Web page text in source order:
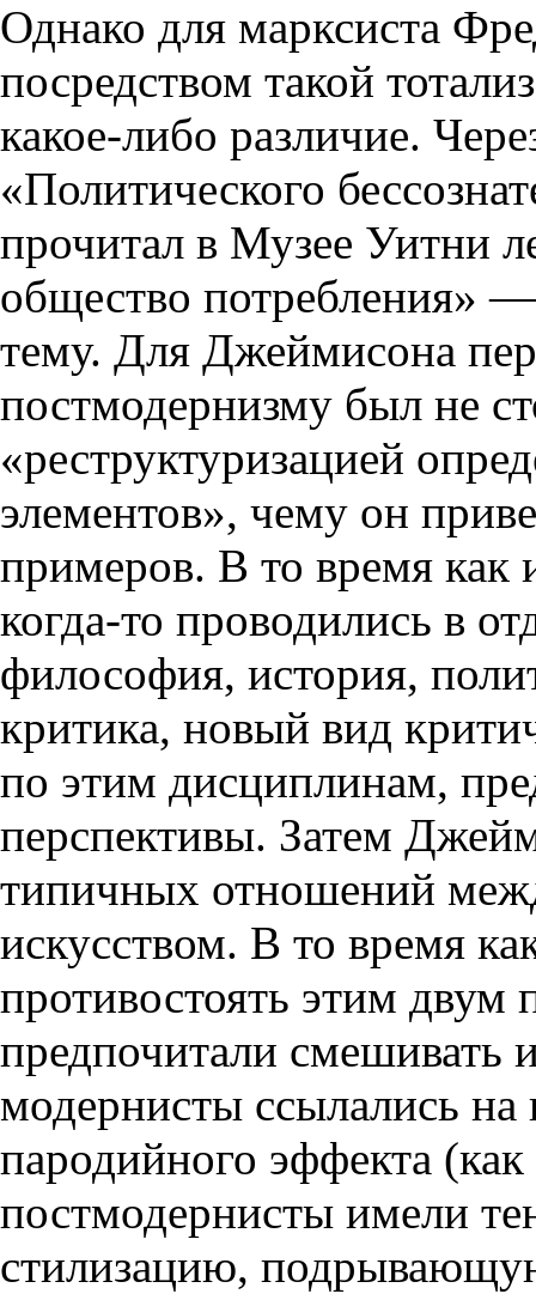
Однако для марксиста
посредством такой
какое-либо различие.
«Политического
прочитал в Музее Уитни
общество потребления»
тему. Для Джеймисона
постмодернизму был не
«реструктуризацией
элементов», чему он
примеров. В то время как
когда-то проводились в
философия, история,
критика, новый вид
по этим дисциплинам,
перспективы. Затем
типичных отношений
искусством. В то время
противостоять этим
предпочитали смешивать
модернисты ссылались на
пародийного эффекта
постмодернисты имели
стилизацию,